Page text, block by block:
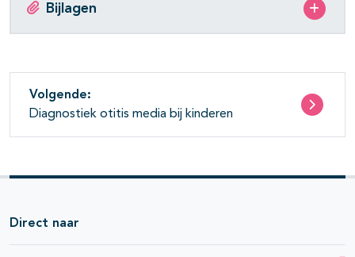
Bijlagen
Volgende:
Diagnostiek otitis media bij kinderen
Direct naar